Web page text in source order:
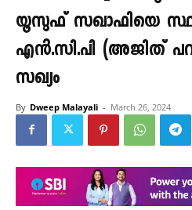
യൂസുഫ് സഖാഫിയെ
എൻ.സി.പി (അജിത്
സഖ്യം
By Dweep Malayali - March 26, 2024